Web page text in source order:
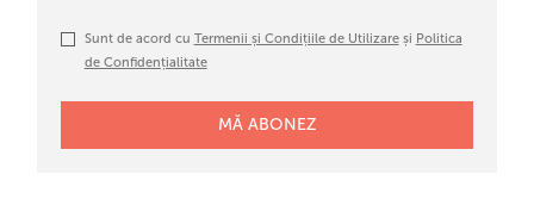
Sunt de acord cu Termenii și Condițiile de Utilizareși Politica
de Confidențialitate